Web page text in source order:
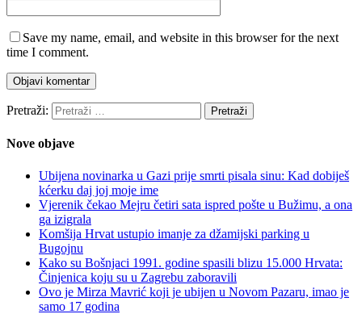
Save my name, email, and website in this browser for the next
time I comment.
Pretraži:
Nove objave
Ubijena novinarka u Gazi prije smrti pisala sinu: Kad dobiješ
kćerku daj joj moje ime
Vjerenik čekao Mejru četiri sata ispred pošte u Bužimu, a ona
ga izigrala
Komšija Hrvat ustupio imanje za džamijski parking u
Bugojnu
Kako su Bošnjaci 1991. godine spasili blizu 15.000 Hrvata:
Činjenica koju su u Zagrebu zaboravili
Ovo je Mirza Mavrić koji je ubijen u Novom Pazaru, imao je
samo 17 godina